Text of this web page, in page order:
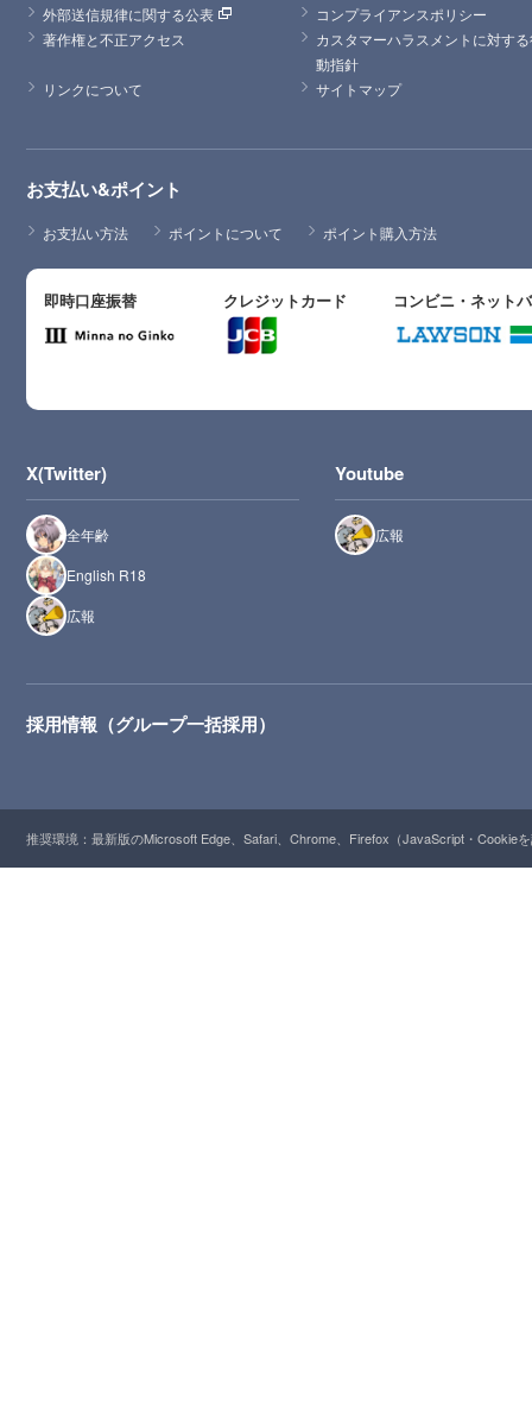
外部送信規律に関する公表
コンプライアンスポリシー
著作権と不正アクセス
カスタマーハラスメントに対す
動指針
リンクについて
サイトマップ
お支払い&ポイント
お支払い方法 ポイントについて ポイント購入方法
即時口座振替 クレジットカード コンビニ・ネット
X(Twitter)
全年齢
English R18
広報
Youtube
広報
採用情報（グループ一括採用）
推奨環境：最新版のMicrosoft Edge、Safari、Chrome、Firefox（JavaScript・Cookie